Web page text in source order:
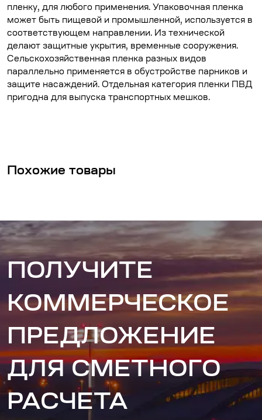
пленку, для любого применения. Упаковочная пленка
может быть пищевой и промышленной, используется в
соответствующем направлении. Из технической
делают защитные укрытия, временные сооружения.
Сельскохозяйственная пленка разных видов
параллельно применяется в обустройстве парников и
защите насаждений. Отдельная категория пленки ПВД
пригодна для выпуска транспортных мешков.
Похожие товары
ПОЛУЧИТЕ
КОММЕРЧЕСКОЕ
ПРЕДЛОЖЕНИЕ
ДЛЯ СМЕТНОГО
РАСЧЕТА